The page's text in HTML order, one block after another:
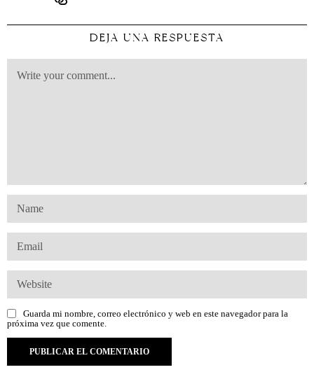
DEJA UNA RESPUESTA
Guarda mi nombre, correo electrónico y web en este navegador para la
próxima vez que comente.